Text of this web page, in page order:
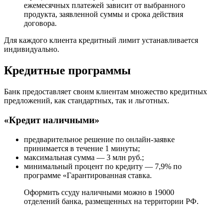
ежемесячных платежей зависит от выбранного
продукта, заявленной суммы и срока действия
договора.
Для каждого клиента кредитный лимит устанавливается
индивидуально.
Кредитные программы
Банк предоставляет своим клиентам множество кредитных
предложений, как стандартных, так и льготных.
«Кредит наличными»
предварительное решение по онлайн-заявке
принимается в течение 1 минуты;
максимальная сумма — 3 млн руб.;
минимальный процент по кредиту — 7,9% по
программе «Гарантированная ставка.
Оформить ссуду наличными можно в 19000
отделений банка, размещенных на территории РФ.